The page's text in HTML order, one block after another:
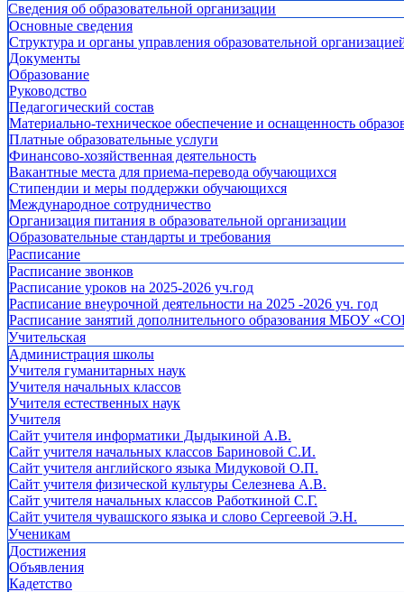
Сведения об образовательной организации
Основные сведения
Структура и органы управления образовательной
Документы
Образование
Руководство
Педагогический состав
Материально-техническое обеспечение и оснащенность
Платные образовательные услуги
Финансово-хозяйственная деятельность
Вакантные места для приема-перевода обучающихся
Стипендии и меры поддержки обучающихся
Международное сотрудничество
Организация питания в образовательной организации
Образовательные стандарты и требования
Расписание
Расписание звонков
Расписание уроков на 2025-2026 уч.год
Расписание внеурочной деятельности на 2025 -2026 уч. год
Расписание занятий дополнительного образования МБОУ
Учительская
Администрация школы
Учителя гуманитарных наук
Учителя начальных классов
Учителя естественных наук
Учителя
Cайт учителя информатики Дыдыкиной А.В.
Сайт учителя начальных классов Бариновой С.И.
Сайт учителя английского языка Мидуковой О.П.
Сайт учителя физической культуры Селезнева А.В.
Сайт учителя начальных классов Работкиной С.Г.
Сайт учителя чувашского языка и слово Сергеевой Э.Н.
Ученикам
Достижения
Объявления
Кадетство